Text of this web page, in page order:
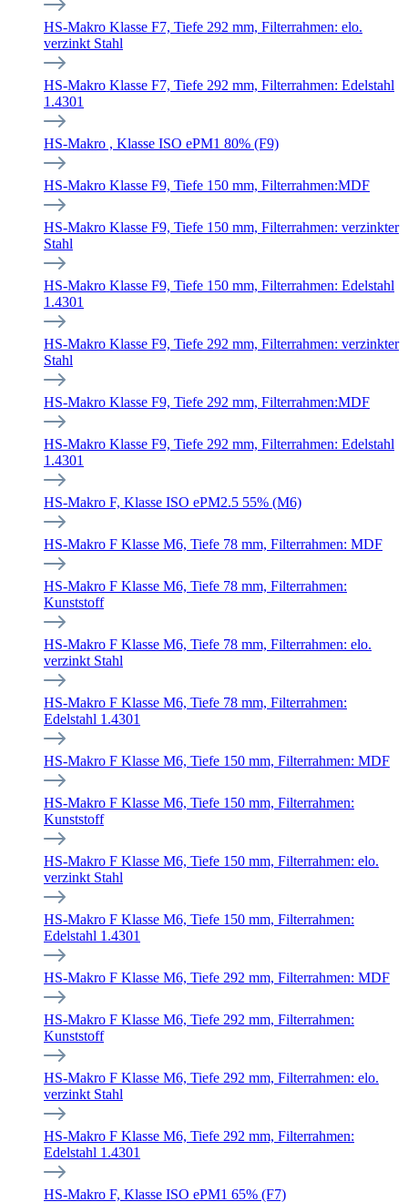
HS-Makro Klasse F7, Tiefe 292 mm, Filterrahmen: elo.
verzinkt Stahl
HS-Makro Klasse F7, Tiefe 292 mm, Filterrahmen: Edelstahl
1.4301
HS-Makro , Klasse ISO ePM1 80% (F9)
HS-Makro Klasse F9, Tiefe 150 mm, Filterrahmen:MDF
HS-Makro Klasse F9, Tiefe 150 mm, Filterrahmen: verzinkter
Stahl
HS-Makro Klasse F9, Tiefe 150 mm, Filterrahmen: Edelstahl
1.4301
HS-Makro Klasse F9, Tiefe 292 mm, Filterrahmen: verzinkter
Stahl
HS-Makro Klasse F9, Tiefe 292 mm, Filterrahmen:MDF
HS-Makro Klasse F9, Tiefe 292 mm, Filterrahmen: Edelstahl
1.4301
HS-Makro F, Klasse ISO ePM2.5 55% (M6)
HS-Makro F Klasse M6, Tiefe 78 mm, Filterrahmen: MDF
HS-Makro F Klasse M6, Tiefe 78 mm, Filterrahmen:
Kunststoff
HS-Makro F Klasse M6, Tiefe 78 mm, Filterrahmen: elo.
verzinkt Stahl
HS-Makro F Klasse M6, Tiefe 78 mm, Filterrahmen:
Edelstahl 1.4301
HS-Makro F Klasse M6, Tiefe 150 mm, Filterrahmen: MDF
HS-Makro F Klasse M6, Tiefe 150 mm, Filterrahmen:
Kunststoff
HS-Makro F Klasse M6, Tiefe 150 mm, Filterrahmen: elo.
verzinkt Stahl
HS-Makro F Klasse M6, Tiefe 150 mm, Filterrahmen:
Edelstahl 1.4301
HS-Makro F Klasse M6, Tiefe 292 mm, Filterrahmen: MDF
HS-Makro F Klasse M6, Tiefe 292 mm, Filterrahmen:
Kunststoff
HS-Makro F Klasse M6, Tiefe 292 mm, Filterrahmen: elo.
verzinkt Stahl
HS-Makro F Klasse M6, Tiefe 292 mm, Filterrahmen:
Edelstahl 1.4301
HS-Makro F, Klasse ISO ePM1 65% (F7)